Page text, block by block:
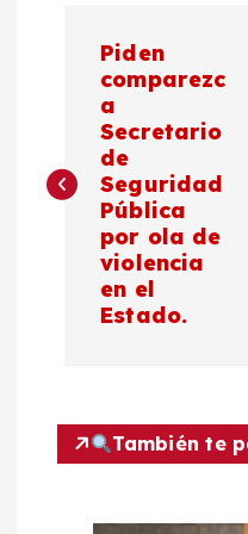
e
Piden
comparezc
a
Secretario
de
Seguridad
Pública
por ola de
violencia
en el
Estado.
También te